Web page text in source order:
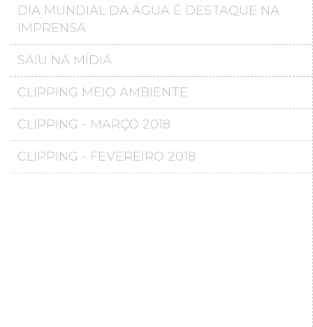
DIA MUNDIAL DA ÁGUA É DESTAQUE NA
IMPRENSA
SAIU NA MÍDIA
CLIPPING MEIO AMBIENTE
CLIPPING - MARÇO 2018
CLIPPING - FEVEREIRO 2018